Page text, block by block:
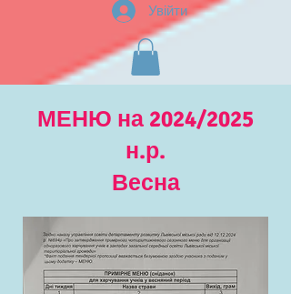
Увійти
МЕНЮ на 2024/2025
н.р.
Весна